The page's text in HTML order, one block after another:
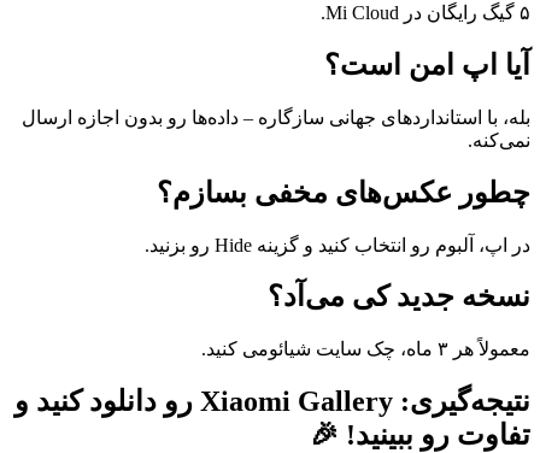
۵ گیگ رایگان در Mi Cloud.
آیا اپ امن است؟
بله، با استانداردهای جهانی سازگاره – داده‌ها رو بدون اجازه ارسال
نمی‌کنه.
چطور عکس‌های مخفی بسازم؟
در اپ، آلبوم رو انتخاب کنید و گزینه Hide رو بزنید.
نسخه جدید کی می‌آد؟
معمولاً هر ۳ ماه، چک سایت شیائومی کنید.
نتیجه‌گیری: Xiaomi Gallery رو دانلود کنید و
تفاوت رو ببینید! 🎉